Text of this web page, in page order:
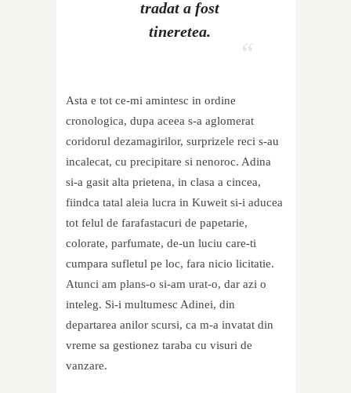
tradat a fost
tineretea.
Asta e tot ce-mi amintesc in ordine
cronologica, dupa aceea s-a aglomerat
coridorul dezamagirilor, surprizele reci s-au
incalecat, cu precipitare si nenoroc. Adina
si-a gasit alta prietena, in clasa a cincea,
fiindca tatal aleia lucra in Kuweit si-i aducea
tot felul de farafastacuri de papetarie,
colorate, parfumate, de-un luciu care-ti
cumpara sufletul pe loc, fara nicio licitatie.
Atunci am plans-o si-am urat-o, dar azi o
inteleg. Si-i multumesc Adinei, din
departarea anilor scursi, ca m-a invatat din
vreme sa gestionez taraba cu visuri de
vanzare.